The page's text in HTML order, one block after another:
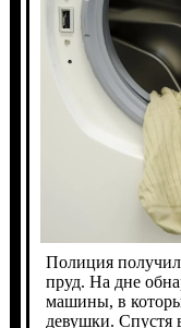
Полиция
пруд. На дне
машины, в
девушки. Спустя